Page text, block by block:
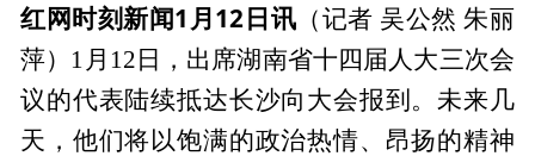
红网时刻新闻1月12日讯 （记者 吴公然 朱丽
萍）1月12日，出席湖南省十四届人大三次会
议的代表陆续抵达长沙向大会报到。未来几
天，他们将以饱满的政治热情、昂扬的精神